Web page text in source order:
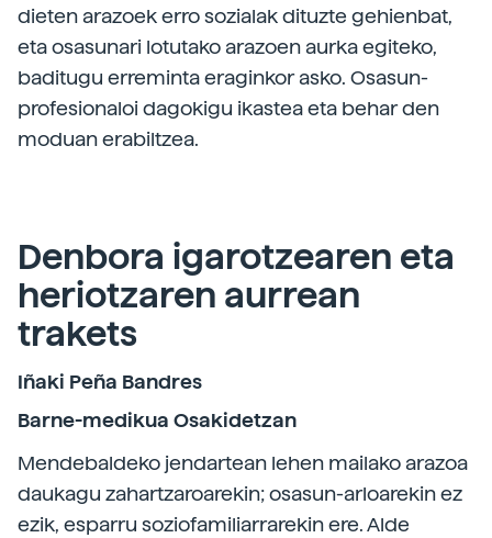
dieten arazoek erro sozialak dituzte gehienbat,
eta osasunari lotutako arazoen aurka egiteko,
baditugu erreminta eraginkor asko. Osasun-
profesionaloi dagokigu ikastea eta behar den
moduan erabiltzea.
Denbora igarotzearen eta
heriotzaren aurrean
trakets
Iñaki Peña Bandres
Barne-medikua Osakidetzan
Mendebaldeko jendartean lehen mailako arazoa
daukagu zahartzaroarekin; osasun-arloarekin ez
ezik, esparru soziofamiliarrarekin ere. Alde